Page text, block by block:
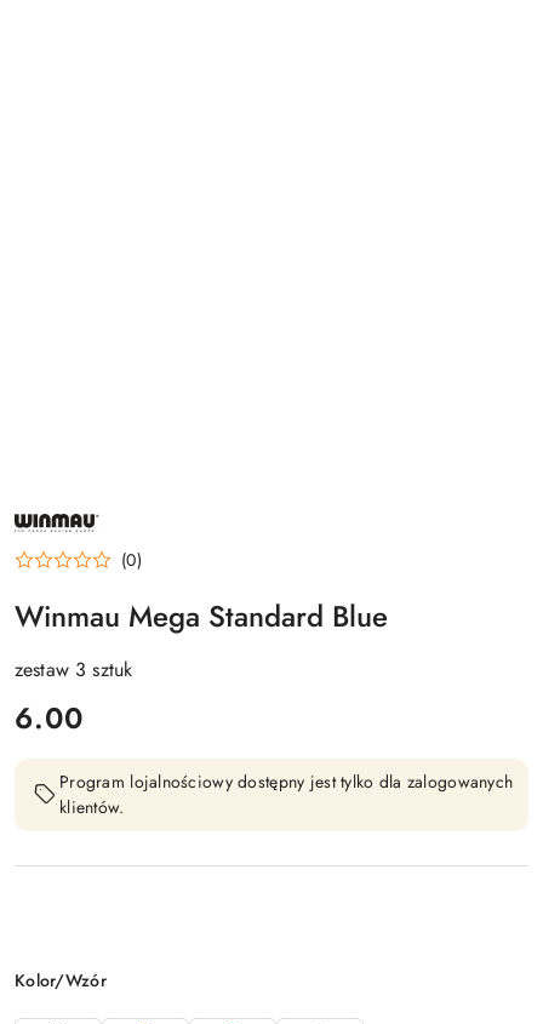
NAZWA
PRODUCENTA:
WINMAU (0)
Winmau Mega Standard Blue
zestaw 3 sztuk
cena:
6.00
Program lojalnościowy dostępny jest tylko dla zalogowanych
klientów.
Wariant
Kolor/Wzór